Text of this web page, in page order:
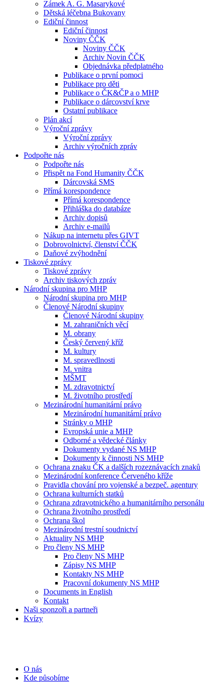
Zámek A. G. Masarykové
Dětská léčebna Bukovany
Ediční činnost
Ediční činnost
Noviny ČČK
Noviny ČČK
Archiv Novin ČČK
Objednávka předplatného
Publikace o první pomoci
Publikace pro děti
Publikace o ČK&ČP a o MHP
Publikace o dárcovství krve
Ostatní publikace
Plán akcí
Výroční zprávy
Výroční zprávy
Archiv výročních zpráv
Podpořte nás
Podpořte nás
Přispět na Fond Humanity ČČK
Dárcovská SMS
Přímá korespondence
Přímá korespondence
Přihláška do databáze
Archiv dopisů
Archiv e-mailů
Nákup na internetu přes GIVT
Dobrovolnictví, členství ČČK
Daňové zvýhodnění
Tiskové zprávy
Tiskové zprávy
Archiv tiskových zpráv
Národní skupina pro MHP
Národní skupina pro MHP
Členové Národní skupiny
Členové Národní skupiny
M. zahraničních věcí
M. obrany
Český červený kříž
M. kultury
M. spravedlnosti
M. vnitra
MŠMT
M. zdravotnictví
M. životního prostředí
Mezinárodní humanitární právo
Mezinárodní humanitární právo
Stránky o MHP
Evropská unie a MHP
Odborné a vědecké články
Dokumenty vydané NS MHP
Dokumenty k činnosti NS MHP
Ochrana znaku ČK a dalších rozeznávacích znaků
Mezinárodní konference Červeného kříže
Pravidla chování pro vojenské a bezpeč. agentury
Ochrana kulturních statků
Ochrana zdravotnického a humanitárního personálu
Ochrana životního prostředí
Ochrana škol
Mezinárodní trestní soudnictví
Aktuality NS MHP
Pro členy NS MHP
Pro členy NS MHP
Zápisy NS MHP
Kontakty NS MHP
Pracovní dokumenty NS MHP
Documents in English
Kontakt
Naši sponzoři a partneři
Kvízy
O nás
Kde působíme